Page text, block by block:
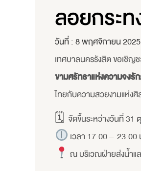
ลอยกระ
วันที่ :8 พฤศจิกายน 2025
เทศบาลนครรังสิต ขอเชิญ
ขามศรัทธาแห่งความจงรั
ไทยกับความสวยงามแห่งศิ
🗓 จัดขึ้นระหว่างวันที่ 31
เวลา 17.00 – 23.00
ณ บริเวณฝ่ายส่งน้ำแ